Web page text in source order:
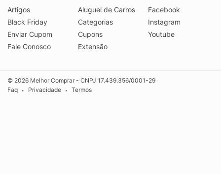
Artigos
Black Friday
Enviar Cupom
Fale Conosco
Aluguel de Carros
Categorias
Cupons
Extensão
Facebook
Instagram
Youtube
© 2026 Melhor Comprar - CNPJ 17.439.356/0001-29
Faq
• Privacidade • Termos